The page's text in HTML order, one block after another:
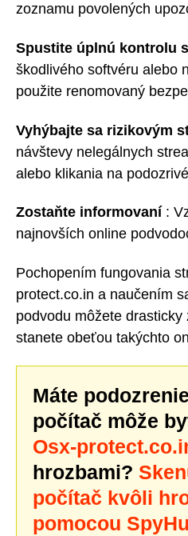
zoznamu povolených
Spustite úplnú kontrolu
škodlivého softvéru alebo
použite renomovaný
Vyhýbajte sa rizikovým
návštevy nelegálnych
alebo klikania na
Zostaňte informovaní :
najnovších online
Pochopením fungovania
protect.co.in a naučením
podvodu môžete
stanete obeťou takýchto
Máte
počítač môže
Osx-
hrozbami?
počítač kvôli
pomocou